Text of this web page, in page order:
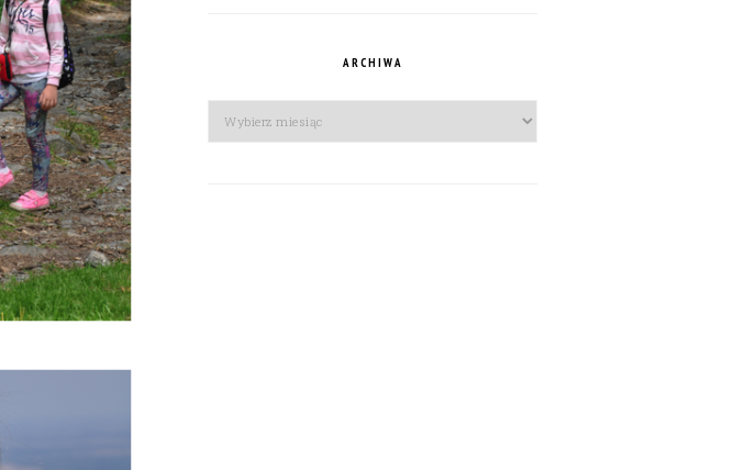
ARCHIWA
Archiwa